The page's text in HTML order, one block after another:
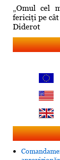
„Omul cel
fericiţi pe
Diderot